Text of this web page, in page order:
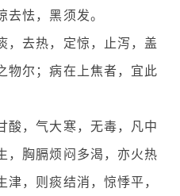
去怯，黑须发。
，去热，定惊，止泻，盖
物尔；病在上焦者，宜此
酸，气大寒，无毒，凡中
，胸膈烦闷多渴，亦火热
津，则痰结消，惊悸平，